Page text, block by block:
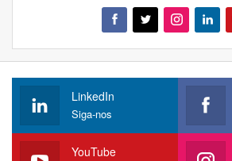
LinkedIn
Siga-nos
YouTube